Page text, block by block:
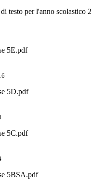
testo per l'anno scolastico
5E.pdf
5D.pdf
5C.pdf
5BSA.pdf